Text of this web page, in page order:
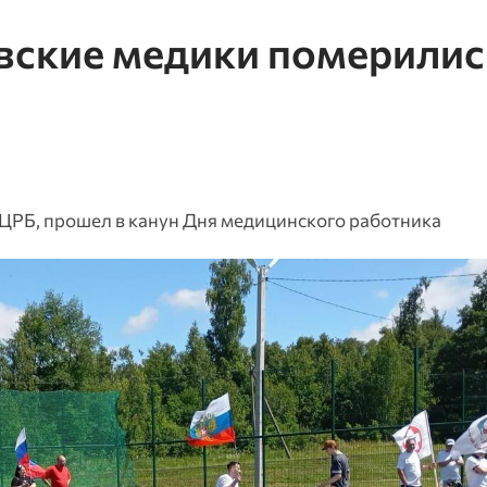
медики
прошел в канун Дня медицинского работника